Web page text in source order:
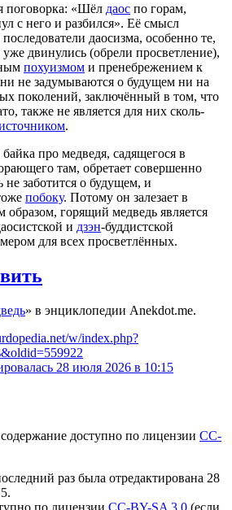
поговорка: «Шёл даос по горам,
с него и разбился». Её смысл
даосизма, особенно те,
двинулись (обрели просветление),
похуизмом и пренебрежением к
не задумываются о будущем ни на
поколений, заключённый в том, что
также не является для них сколь-
.
про медведя, садящегося в
там, обретает совершенно
заботится о будущем, и
побоку. Потому он залезает в
горящий медведь является
и дзэн-буддистской
для всех просветлённых.
» в энциклопедии Anekdot.me.
w/index.php?
28 июля 2026 в 10:15
доступно по лицензии CC-
раз была отредактирована 28